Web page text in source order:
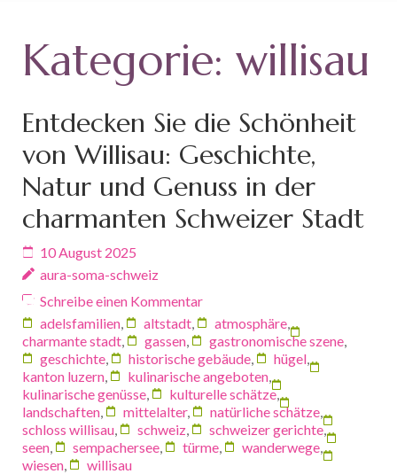
Kategorie: willisau
Entdecken Sie die Schönheit
von Willisau: Geschichte,
Natur und Genuss in der
charmanten Schweizer Stadt
10 August 2025
aura-soma-schweiz
Schreibe einen Kommentar
adelsfamilien
altstadt atmosphäre
charmante stadt
gassen gastronomische szene
geschichte
historische gebäude hügel
kanton luzern
kulinarische angeboten
kulinarische genüsse
kulturelle schätze,
landschaften
mittelalter, natürliche schätze
schloss willisau
schweiz schweizer gerichte,
seen
sempachersee türme wanderwege
wiesen
willisau